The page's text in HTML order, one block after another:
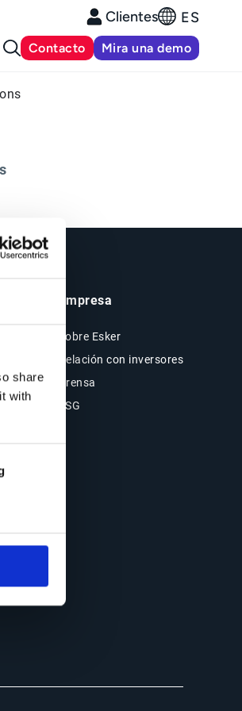
share
with
Clientes ES
Contacto Mira una demo
Empresa
Sobre Esker
Relación con inversores
Prensa
ESG